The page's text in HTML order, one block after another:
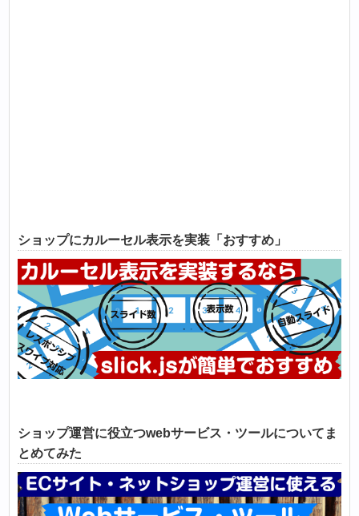
ショップにカルーセル表示を実装「おすすめ」
ショップ運営に役立つwebサービス・ツールについてま
とめてみた